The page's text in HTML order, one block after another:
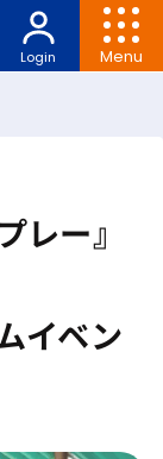
Menu
Login
レー』
イベン